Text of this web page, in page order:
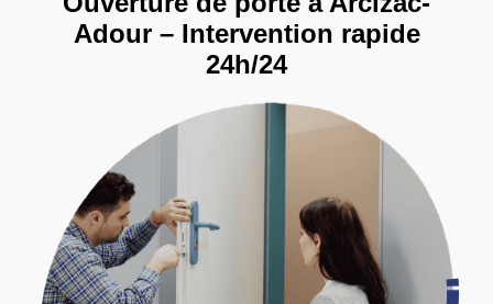
Adour – Intervention rapide
24h/24